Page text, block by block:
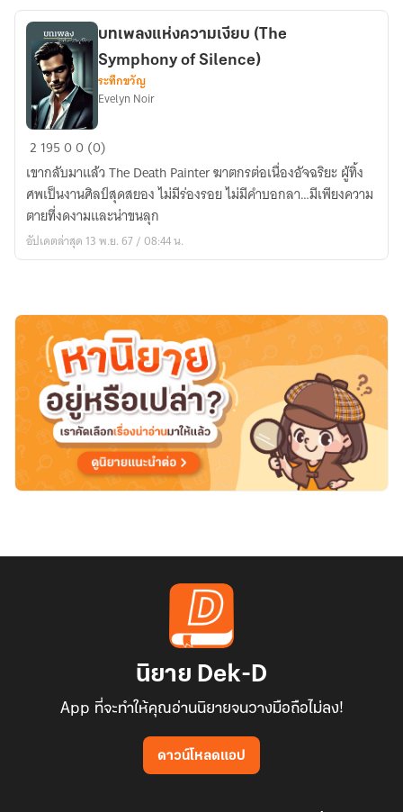
ดยุค
บทเพลง
ความ
เงียบ
(The
Symphony
บทเพลงแห่งความเงียบ (The
Symphony of Silence)
ระทึกขวัญ
Evelyn Noir
2 19500 (0)
เขากลับมาแล้ว The Death Painter ฆาตกรต่อเนื่องอัจฉริยะ ผู้ทิ้ง
ศพเป็นงานศิลป์สุดสยอง ไม่มีร่องรอย ไม่มีคำบอกลา…มีเพียงความ
ตายที่งดงามและน่าขนลุก
อัปเดตล่าสุด 13 พ.ย. 67 / 08:44 น.
นิยาย Dek-D
App ที่จะทำให้คุณอ่านนิยายจนวางมือถือไม่ลง!
ดาวน์โหลดแอป